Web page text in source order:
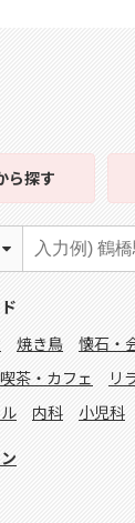
ら探す
焼き鳥 懐石・
喫茶・カフェ リ
内科 小児科